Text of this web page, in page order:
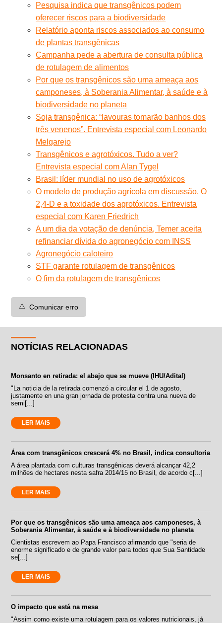
Pesquisa indica que transgênicos podem
oferecer riscos para a biodiversidade
Relatório aponta riscos associados ao consumo
de plantas transgênicas
Campanha pede a abertura de consulta pública
de rotulagem de alimentos
Por que os transgênicos são uma ameaça aos
camponeses, à Soberania Alimentar, à saúde e à
biodiversidade no planeta
Soja transgênica: “lavouras tomarão banhos dos
três venenos”. Entrevista especial com Leonardo
Melgarejo
Transgênicos e agrotóxicos. Tudo a ver?
Entrevista especial com Alan Tygel
Brasil: líder mundial no uso de agrotóxicos
O modelo de produção agrícola em discussão. O
2,4-D e a toxidade dos agrotóxicos. Entrevista
especial com Karen Friedrich
A um dia da votação de denúncia, Temer aceita
refinanciar dívida do agronegócio com INSS
Agronegócio caloteiro
STF garante rotulagem de transgênicos
O fim da rotulagem de transgênicos
⚠️ Comunicar erro
NOTÍCIAS RELACIONADAS
Monsanto en retirada: el abajo que se mueve (IHU/Adital)
"La noticia de la retirada comenzó a circular el 1 de agosto,
justamente en una gran jornada de protesta contra una nueva de
semi[...]
LER MAIS
Área com transgênicos crescerá 4% no Brasil, indica consultoria
A área plantada com culturas transgênicas deverá alcançar 42,2
milhões de hectares nesta safra 2014/15 no Brasil, de acordo c[...]
LER MAIS
Por que os transgênicos são uma ameaça aos camponeses, à
Soberania Alimentar, à saúde e à biodiversidade no planeta
Cientistas escrevem ao Papa Francisco afirmando que "seria de
enorme significado e de grande valor para todos que Sua Santidade
se[...]
LER MAIS
O impacto que está na mesa
"Assim como existe uma rotulagem para os valores nutricionais, já